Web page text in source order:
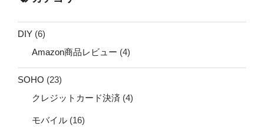
DIY (6)
Amazon商品レビュー (4)
SOHO (23)
クレジットカード決済 (4)
モバイル (16)